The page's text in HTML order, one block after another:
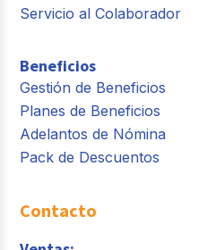
Servicio al Colaborador
Beneficios
Gestión de Beneficios
Planes de Beneficios
Adelantos de Nómina
Pack de Descuentos
Contacto